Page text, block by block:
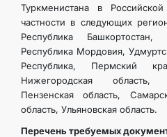
Туркменистана в
частности в следующих
Республика
Республика Мордовия,
Республика, Пермский
Нижегородская область,
Пензенская область,
область, Ульяновская область.
Перечень требуемых